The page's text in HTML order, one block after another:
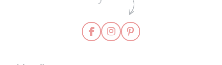
F
a
I
n
P
i